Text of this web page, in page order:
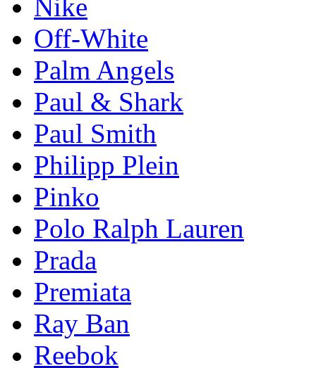
Nike
Off-White
Palm Angels
Paul & Shark
Paul Smith
Philipp Plein
Pinkо
Polo Ralph Lauren
Prada
Premiata
Ray Ban
Reebok